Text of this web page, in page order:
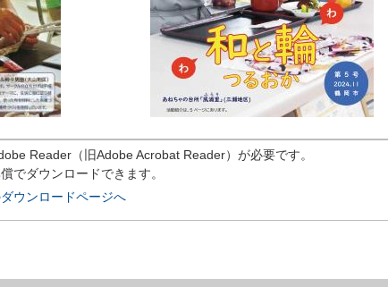
Reader（旧Adobe Acrobat Reader）が必要です。
でダウンロードできます。
ウンロードページへ